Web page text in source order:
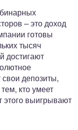
– это доход
готовы
тысяч
достигают
депозиты,
кто умеет
этого выигрывают